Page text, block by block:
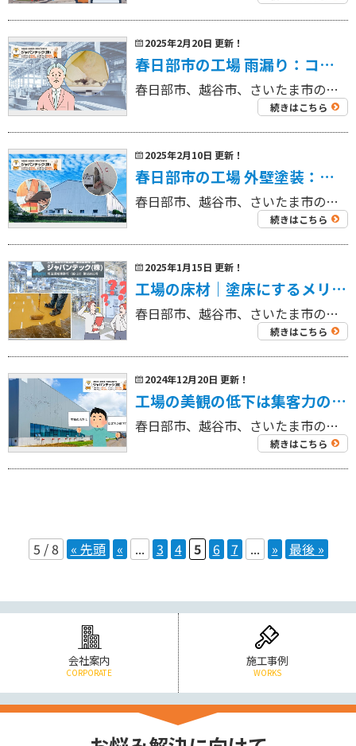
2025年2月20日 更新！
春日部市の工場 雨漏り：コストパフォーマンス重視の修繕プラン
春日部市、越谷市、さいたま市の工場を中心に外壁塗装工事・屋根塗装工事、リフォーム工事を専門にしている 工場・倉庫の外壁塗装・屋根塗装専門店ジャパンテック（株）です！ 代表取締役の奈良部です！ 雨漏りは住宅だけのものではあ […]
続きはこちら
2025年2月10日 更新！
春日部市の工場 外壁塗装：下地処理と施工前診断の重要性
春日部市、越谷市、さいたま市の工場を中心に外壁塗装工事・屋根塗装工事、リフォーム工事を専門にしている 工場・倉庫の外壁塗装・屋根塗装専門店ジャパンテック（株）です！ 代表取締役の奈良部です！ 工場の外壁をメンテナンスする […]
続きはこちら
2025年1月15日 更新！
工場の床材｜塗床にするメリットと塗床の種類
春日部市、越谷市、さいたま市の工場を中心に外壁塗装工事・屋根塗装工事、リフォーム工事を専門にしている 工場・倉庫の外壁塗装・屋根塗装専門店ジャパンテック（株）です！ 代表取締役の奈良部です！ 工場のメンテナンスは、外側ば […]
続きはこちら
2024年12月20日 更新！
工場の美観の低下は集客力の低下に影響する！？美観向上で集客に相乗効果を生む5つの理由
春日部市、越谷市、さいたま市の工場を中心に外壁塗装工事・屋根塗装工事、リフォーム工事を専門にしている 工場・倉庫の外壁塗装・屋根塗装専門店ジャパンテック（株）です！ 代表取締役の奈良部です！ 💬「工場の外観が綺麗だと、働 […]
続きはこちら
5 / 8 « 先頭 « ... 3 4 5 6 7 ... » 最後 »
会社案内
CORPORATE
施工事例
WORKS